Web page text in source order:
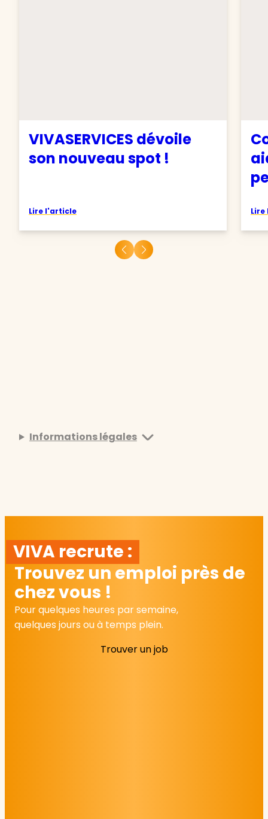
VIVASERVICES dévoile
son nouveau spot !
Lire l'article
Informations légales
VIVA recrute :
Trouvez un emploi près de
chez vous !
Pour quelques heures par semaine,
quelques jours ou à temps plein.
Trouver un job